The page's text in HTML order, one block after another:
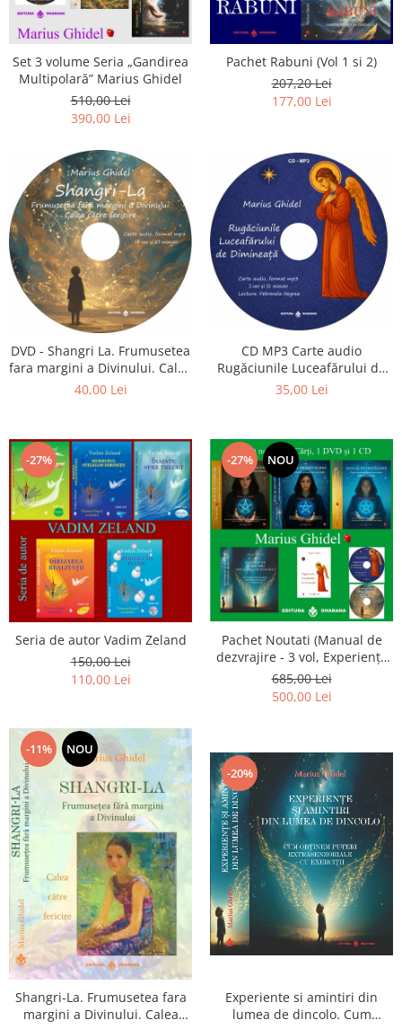
Set 3 volume Seria „Gandirea
Multipolară” Marius Ghidel
510,00 Lei
390,00 Lei
Pachet Rabuni (Vol 1 si 2)
207,20 Lei
177,00 Lei
DVD - Shangri La. Frumusetea
fara margini a Divinului. Calea
catre fericire
40,00 Lei
CD MP3 Carte audio
Rugăciunile Luceafărului de
dimineață
35,00 Lei
-27%
Seria de autor Vadim Zeland
150,00 Lei
110,00 Lei
-27% NOU
Pachet Noutati (Manual de
dezvrajire - 3 vol, Experiențe
și amintiri, Rugăciunile
Luceafarului de dimineata) -
Marius Ghidel
685,00 Lei
500,00 Lei
-11% NOU
Shangri-La. Frumusetea fara
margini a Divinului. Calea
-20%
Experiente si amintiri din
lumea de dincolo. Cum